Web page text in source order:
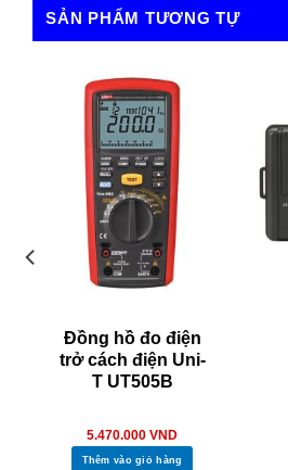
Catalog
SẢN PHẨM TƯƠNG TỰ
Đồng hồ đo điện
trở cách điện Uni-
T UT505B
5.470.000 VND
Thêm vào giỏ hàng